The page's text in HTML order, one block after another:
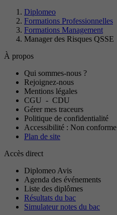
Diplomeo
Formations Professionnelles
Formations Management
Manager des Risques QSSE
À propos
Qui sommes-nous ?
Rejoignez-nous
Mentions légales
CGU - CDU
Gérer mes traceurs
Politique de confidentialité
Accessibilité : Non conforme
Plan de site
Accès direct
Diplomeo Avis
Agenda des événements
Liste des diplômes
Résultats du bac
Simulateur notes du bac